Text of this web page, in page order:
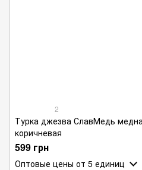
2
Турка джезва СлавМедь
коричневая
599 грн
Оптовые цены от 5 единиц